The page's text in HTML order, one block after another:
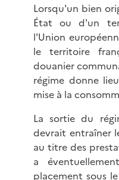
Lorsqu'un bien
État ou d'un
l'Union
le territoire
douanier
régime donne
mise à la
La sortie du
devrait entraîner
au titre des
a
placement sous